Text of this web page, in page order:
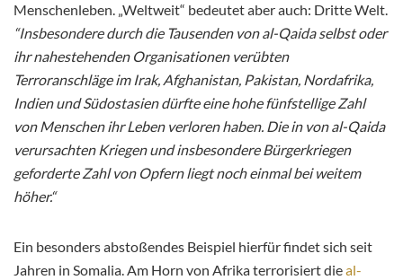
Menschenleben. „Weltweit“ bedeutet aber auch: Dritte Welt.
“Insbesondere durch die Tausenden von al-Qaida selbst oder
ihr nahestehenden Organisationen verübten
Terroranschläge im Irak, Afghanistan, Pakistan, Nordafrika,
Indien und Südostasien dürfte eine hohe fünfstellige Zahl
von Menschen ihr Leben verloren haben. Die in von al-Qaida
verursachten Kriegen und insbesondere Bürgerkriegen
geforderte Zahl von Opfern liegt noch einmal bei weitem
höher.“
Ein besonders abstoßendes Beispiel hierfür findet sich seit
Jahren in Somalia. Am Horn von Afrika terrorisiert dieal-